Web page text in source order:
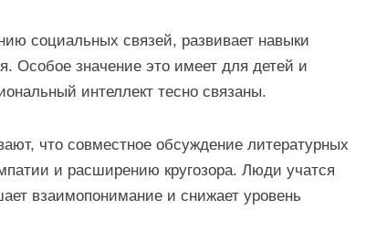
социальных связей, развивает навыки
Особое значение это имеет для детей и
интеллект тесно связаны.
что совместное обсуждение литературных
и расширению кругозора. Люди учатся
взаимопонимание и снижает уровень